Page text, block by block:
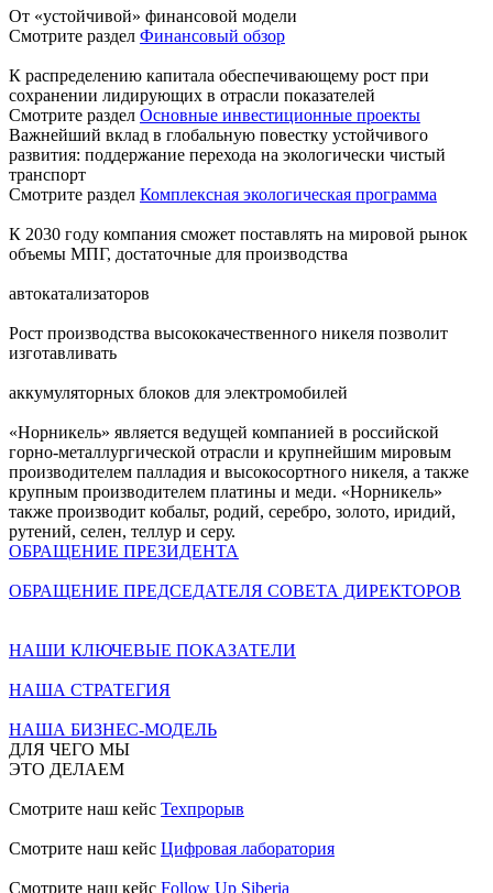
От «устойчивой» финансовой модели
Смотрите раздел Финансовый обзор
К распределению капитала обеспечивающему рост при
сохранении лидирующих в отрасли показателей
Смотрите раздел Основные инвестиционные проекты
Важнейший вклад в глобальную повестку устойчивого
развития: поддержание перехода на экологически чистый
транспорт
Смотрите раздел Комплексная экологическая программа
К 2030 году компания сможет поставлять на мировой рынок
объемы МПГ, достаточные для производства
автокатализаторов
Рост производства высококачественного никеля позволит
изготавливать
аккумуляторных блоков для электромобилей
«Норникель» является ведущей компанией в российской
горно-металлургической отрасли и крупнейшим мировым
производителем палладия и высокосортного никеля, а также
крупным производителем платины и меди. «Норникель»
также производит кобальт, родий, серебро, золото, иридий,
рутений, селен, теллур и серу.
ОБРАЩЕНИЕ ПРЕЗИДЕНТА
ОБРАЩЕНИЕ ПРЕДСЕДАТЕЛЯ СОВЕТА ДИРЕКТОРОВ
НАШИ КЛЮЧЕВЫЕ ПОКАЗАТЕЛИ
НАША СТРАТЕГИЯ
НАША БИЗНЕС-МОДЕЛЬ
ДЛЯ ЧЕГО МЫ
ЭТО ДЕЛАЕМ
Смотрите наш кейс Техпрорыв
Смотрите наш кейс Цифровая лаборатория
Смотрите наш кейс Follow Up Siberia